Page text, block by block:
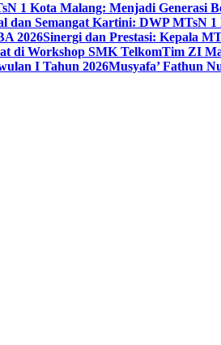
1 Kota Malang: Menjadi Generasi
dan Semangat Kartini: DWP MTsN
2026Sinergi dan Prestasi: Kepala
di Workshop SMK TelkomTim ZI
I Tahun 2026Musyafa’ Fathun